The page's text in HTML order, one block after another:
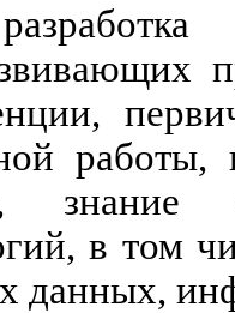
работы,
знание
в том
данных,